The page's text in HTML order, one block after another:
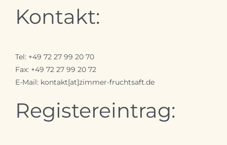
Kontakt:
Tel: +49 72 27 99 20 70
Fax: +49 72 27 99 20 72
E-Mail: kontakt[at]zimmer-fruchtsaft.de
Registereintrag: